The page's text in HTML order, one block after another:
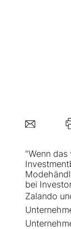
"Wenn
bei
Zalando